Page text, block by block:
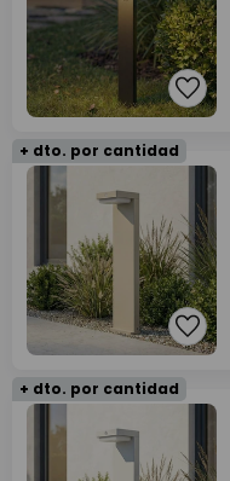
+ dto. por cantidad
+ dto. por cantidad